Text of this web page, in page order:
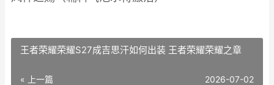
王者荣耀荣耀S27成吉思汗如何出装 王者荣耀荣耀之章
« 上一篇 2026-07-02